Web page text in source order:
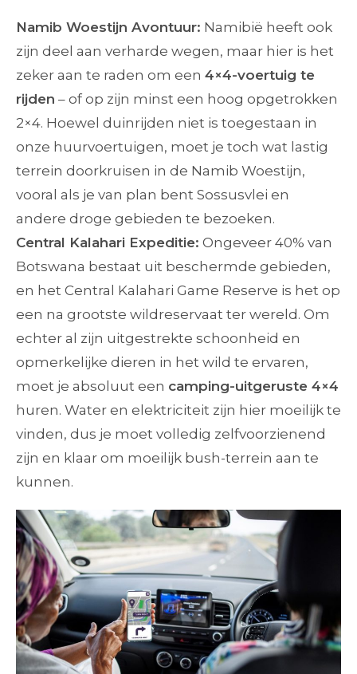
Namib Woestijn Avontuur: Namibië heeft ook
zijn deel aan verharde wegen, maar hier is het
zeker aan te raden om een 4×4-voertuig te
rijden – of op zijn minst een hoog opgetrokken
2×4. Hoewel duinrijden niet is toegestaan in
onze huurvoertuigen, moet je toch wat lastig
terrein doorkruisen in de Namib Woestijn,
vooral als je van plan bent Sossusvlei en
andere droge gebieden te bezoeken.
Central Kalahari Expeditie: Ongeveer 40% van
Botswana bestaat uit beschermde gebieden,
en het Central Kalahari Game Reserve is het op
een na grootste wildreservaat ter wereld. Om
echter al zijn uitgestrekte schoonheid en
opmerkelijke dieren in het wild te ervaren,
moet je absoluut een camping-uitgeruste 4×4
huren. Water en elektriciteit zijn hier moeilijk te
vinden, dus je moet volledig zelfvoorzienend
zijn en klaar om moeilijk bush-terrein aan te
kunnen.